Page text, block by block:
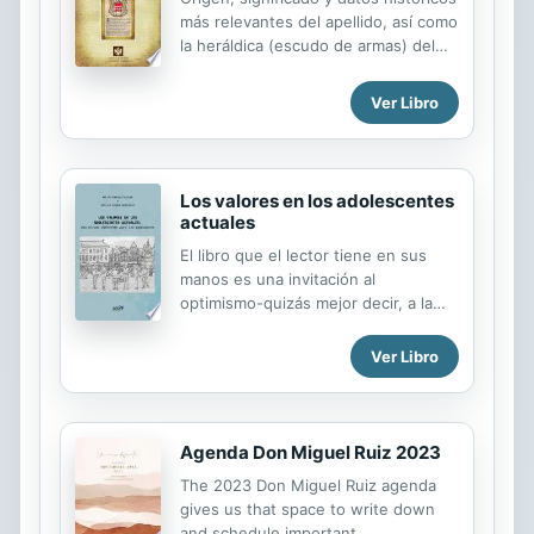
más relevantes del apellido, así como
la heráldica (escudo de armas) del
edición de todas nuestras láminas
nos regimos por un estricto
protocolo cuya finalidad es la de
garantizar la veracidad y utilidad de la
simbolismo de los principales
esmaltes, metales y piezas
heráldicas.
Ver Libro
Los valores en los adolescentes
actuales
El libro que el lector tiene en sus
manos es una invitación al
optimismo-quizás mejor decir, a la
la educación y para el desarrollo del
paso de la niñez al período adulto en
una sociedad como la española a
principios del siglo XXI. Lo que aquí
se encontrará el lector/a es una
visión diferente –y quizás por ello
mismo , discutible- sobre los
adolescentes actuales,hijos y
Ver Libro
Agenda Don Miguel Ruiz 2023
The 2023 Don Miguel Ruiz agenda
gives us that space to write down